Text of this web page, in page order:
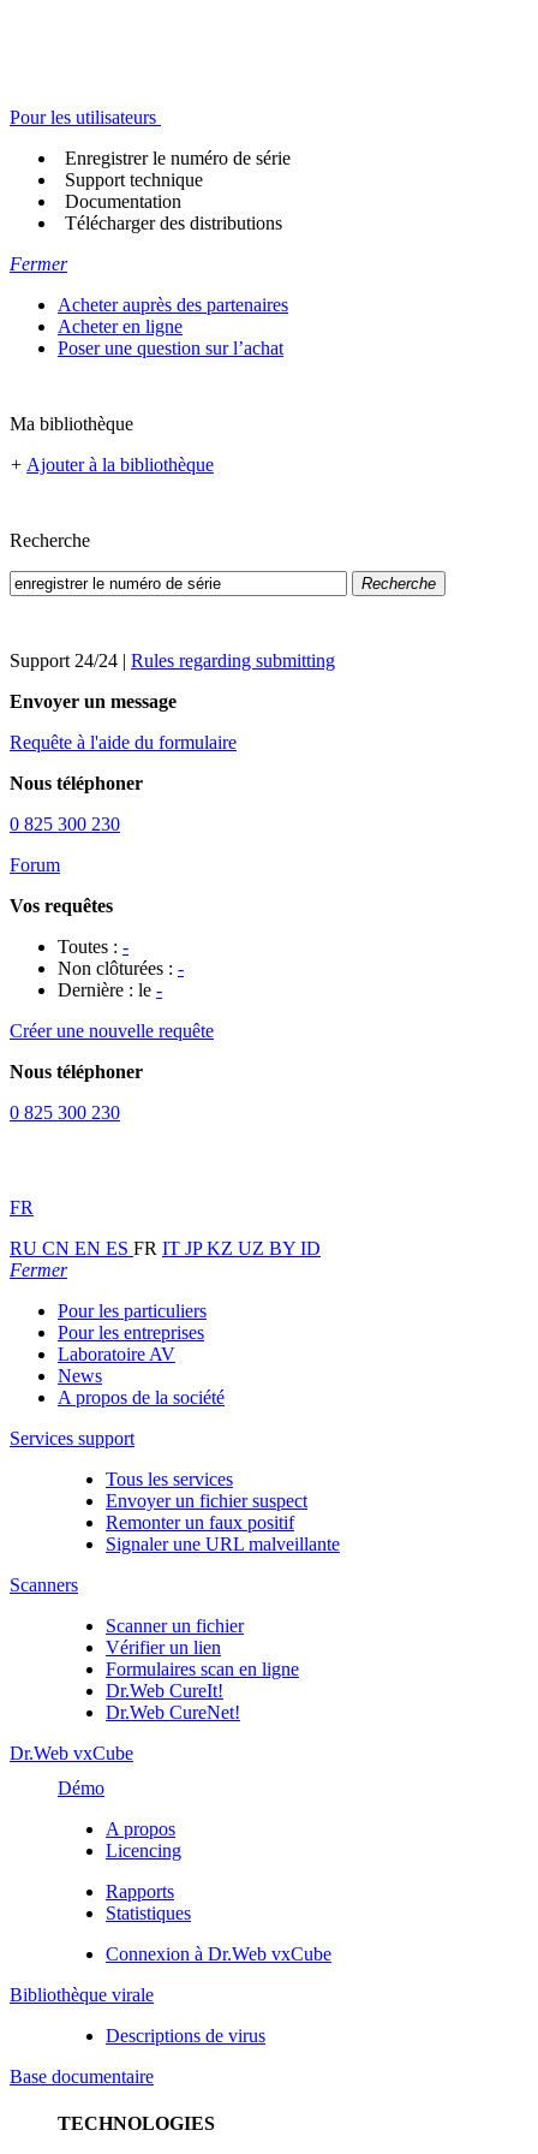
Pour les utilisateurs
Enregistrer le numéro de série
Support technique
Documentation
Télécharger des distributions
Fermer
Acheter auprès des partenaires
Acheter en ligne
Poser une question sur l’achat
Ma bibliothèque
+ Ajouter à la bibliothèque
Recherche
Recherche
Support 24/24 | Rules regarding submitting
Envoyer un message
Requête à l'aide du formulaire
Nous téléphoner
0 825 300 230
Forum
Vos requêtes
Toutes : -
Non clôturées : -
Dernière : le -
Créer une nouvelle requête
Nous téléphoner
0 825 300 230
FR
RU CN EN ES FR IT JPKZ UZ BY ID
Fermer
Pour les particuliers
Pour les entreprises
Laboratoire AV
News
A propos de la société
Services support
Tous les services
Envoyer un fichier suspect
Remonter un faux positif
Signaler une URL malveillante
Scanners
Scanner un fichier
Vérifier un lien
Formulaires scan en ligne
Dr.Web CureIt!
Dr.Web CureNet!
Dr.Web vxCube
Démo
A propos
Licencing
Rapports
Statistiques
Connexion à Dr.Web vxCube
Bibliothèque virale
Descriptions de virus
Base documentaire
TECHNOLOGIES